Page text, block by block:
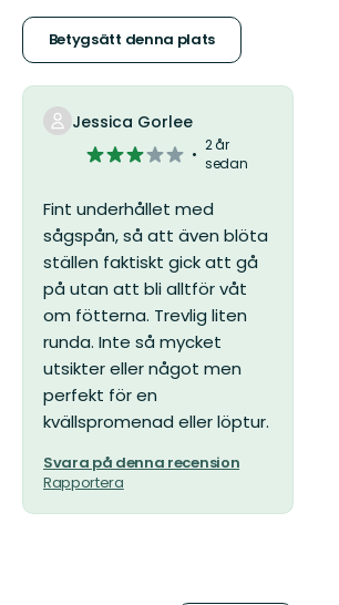
5
stjärnor
Betygsätt denna plats
Jessica Gorlee
3
5
stjärnor
2 år
sedan
Fint underhållet med
sågspån, så att även blöta
ställen faktiskt gick att gå
på utan att bli alltför våt
om fötterna. Trevlig liten
runda. Inte så mycket
utsikter eller något men
perfekt för en
kvällspromenad eller löptur.
Svara på denna recension
Rapportera